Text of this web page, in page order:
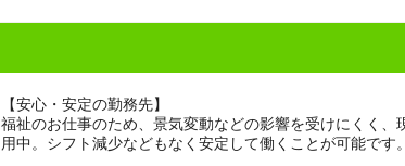
【安心・安定の勤務先】
福祉のお仕事のため、景気変動などの影響を受けにくく、
用中。シフト減少などもなく安定して働くことが可能です。